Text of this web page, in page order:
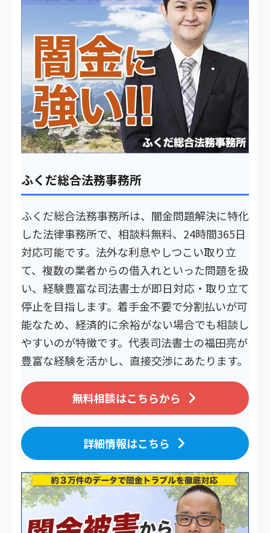
ふくだ総合法務事務所
ふくだ総合法務事務所は、闇金問題解決に特化
した法律事務所で、相談料無料、24時間365日
対応可能です。法外な利息やしつこい取り立
て、複数の業者からの借入れといった問題を扱
い、経験豊富な司法書士が即日対応・取り立て
停止を目指します。着手金不要で分割払いが可
能なため、経済的に余裕がない場合でも相談し
やすいのが特徴です。代表司法書士の福田亮が
豊富な経験を活かし、直接交渉にあたります。
無料相談はこちらから
詳細情報はこちら